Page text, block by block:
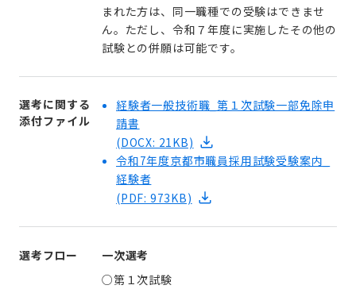
まれた方は、 同一職種での受験はできませ
ん。ただし、令和７年度に実施したその他の
試験との併願は可能です。
選考に関する
添付ファイル
経験者一般技術職_第１次試験一部免除申
請書
(DOCX: 21KB)
令和7年度京都市職員採用試験受験案内_
経験者
(PDF: 973KB)
選考フロー
一次選考
○第１次試験